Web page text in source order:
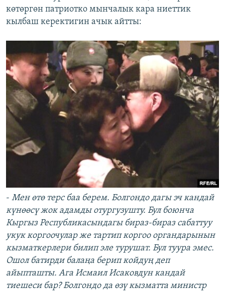
көтөргөн патриотко мынчалык кара ниеттик
кылбаш керектигин ачык айтты:
- Мен өтө терс баа берем. Болгондо дагы эч кандай
күнөөсү жок адамды отургузушту. Бул боюнча
Кыргыз Республикасындагы бираз-бираз сабаттуу
укук коргоочулар же тартип коргоо органдарынын
кызматкерлери билип эле турушат. Бул туура эмес.
Ошол батирди балаңа берип койдуң деп
айыпташты. Ага Исмаил Исаковдун кандай
тиешеси бар? Болгондо да өзү кызматта министр